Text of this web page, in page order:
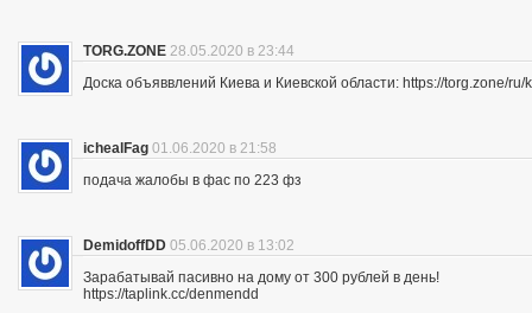
TORG.ZONE 28.05.2020 в 23:44
Доска объяввлений Киева и Киевской области: https://torg.zone/ru/
ichealFag 01.06.2020 в 21:58
подача жалобы в фас по 223 фз
DemidoffDD 05.06.2020 в 13:02
Зарабатывай пасивно на дому от 300 рублей в день!
https://taplink.cc/denmendd